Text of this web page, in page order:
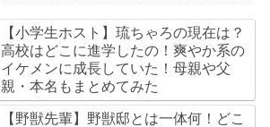
【小学生ホスト】琉ちゃろの現在は？
高校はどこに進学したの！爽やか系の
イケメンに成長していた！母親や父
親・本名もまとめてみた
【野獣先輩】野獣邸とは一体何！どこ